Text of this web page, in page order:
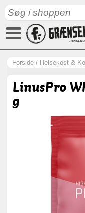
Forside / Helsekost &
LinusPro
g